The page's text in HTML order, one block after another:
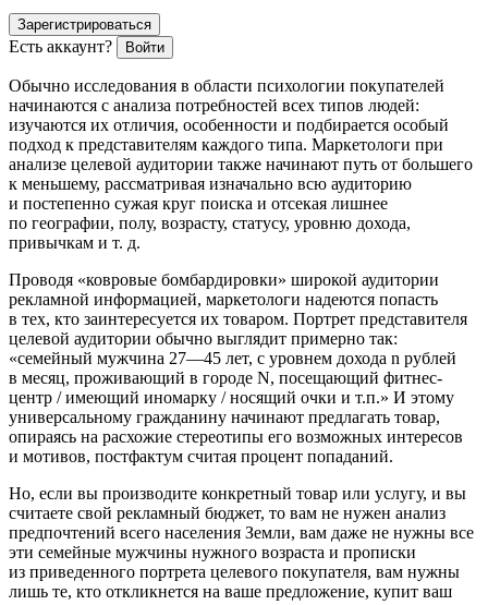
Зарегистрироваться
Есть аккаунт? Войти
Обычно исследования в области психологии покупателей
начинаются с анализа потребностей всех типов людей:
изучаются их отличия, особенности и подбирается особый
подход к представителям каждого типа. Маркетологи при
анализе целевой аудитории также начинают путь от большего
к меньшему, рассматривая изначально всю аудиторию
и постепенно сужая круг поиска и отсекая лишнее
по географии, полу, возрасту, статусу, уровню дохода,
привычкам и т. д.
Проводя «ковровые бомбардировки» широкой аудитории
рекламной информацией, маркетологи надеются попасть
в тех, кто заинтересуется их товаром. Портрет представителя
целевой аудитории обычно выглядит примерно так:
«семейный мужчина 27—45 лет, с уровнем дохода n рублей
в месяц, проживающий в городе N, посещающий фитнес-
центр / имеющий иномарку / носящий очки и т.п.» И этому
универсальному гражданину начинают предлагать товар,
опираясь на расхожие стереотипы его возможных интересов
и мотивов, постфактум считая процент попаданий.
Но, если вы производите конкретный товар или услугу, и вы
считаете свой рекламный бюджет, то вам не нужен анализ
предпочтений всего населения Земли, вам даже не нужны все
эти семейные мужчины нужного возраста и прописки
из приведенного портрета целевого покупателя, вам нужны
лишь те, кто откликнется на ваше предложение, купит ваш